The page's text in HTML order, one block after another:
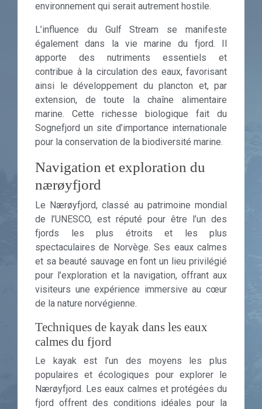
environnement qui serait autrement hostile.
L’influence du Gulf Stream se manifeste
également dans la vie marine du fjord. Il
apporte des nutriments essentiels et
contribue à la circulation des eaux, favorisant
ainsi le développement du plancton et, par
extension, de toute la chaîne alimentaire
marine. Cette richesse biologique fait du
Sognefjord un site d’importance internationale
pour la conservation de la biodiversité marine.
Navigation et exploration du
nærøyfjord
Le Nærøyfjord, classé au patrimoine mondial
de l’UNESCO, est réputé pour être l’un des
fjords les plus étroits et les plus
spectaculaires de Norvège. Ses eaux calmes
et sa beauté sauvage en font un lieu privilégié
pour l’exploration et la navigation, offrant aux
visiteurs une expérience immersive au cœur
de la nature norvégienne.
Techniques de kayak dans les eaux
calmes du fjord
Le kayak est l’un des moyens les plus
populaires et écologiques pour explorer le
Nærøyfjord. Les eaux calmes et protégées du
fjord offrent des conditions idéales pour la